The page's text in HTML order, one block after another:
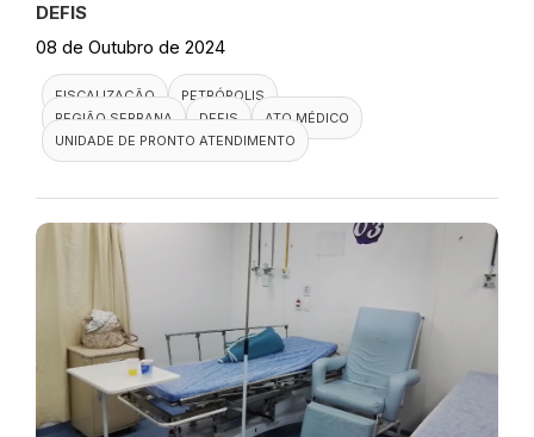
DEFIS
08 de Outubro de 2024
FISCALIZAÇÃO
PETRÓPOLIS
REGIÃO SERRANA
DEFIS
ATO MÉDICO
UNIDADE DE PRONTO ATENDIMENTO